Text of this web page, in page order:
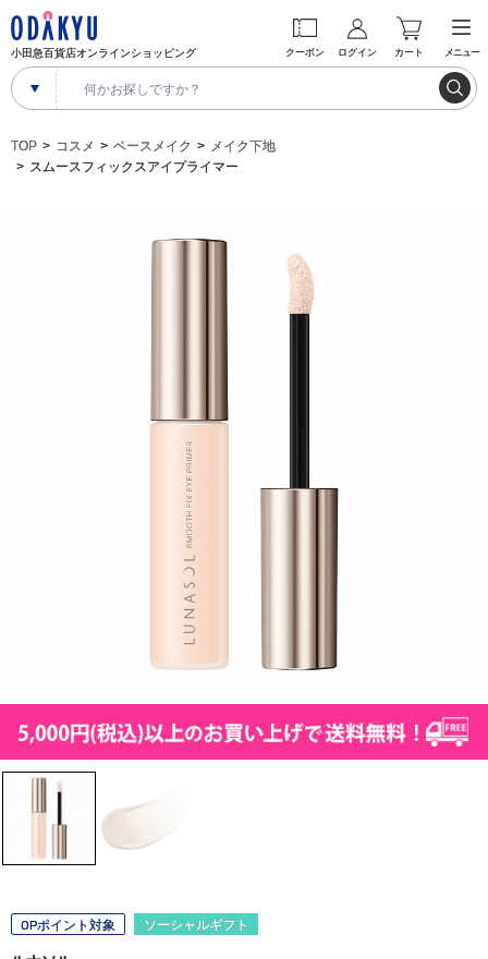
小田急百貨店オンラインショッピング クーポン ログイン カート メニュー
TOP コスメ ベースメイク
メイク下地
スムースフィックスアイプライマー
OPポイント対象 ソーシャルギフト